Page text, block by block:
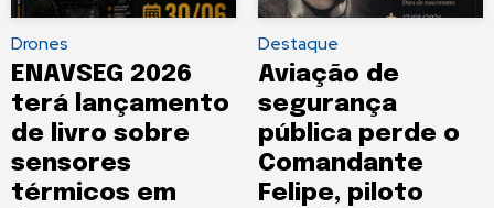
Drones
ENAVSEG 2026
terá lançamento
de livro sobre
sensores
térmicos em
Destaque
Aviação de
segurança
pública perde o
Comandante
Felipe, piloto